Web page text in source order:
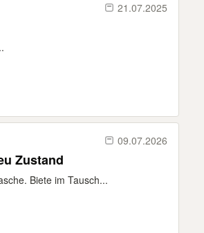
21.07.2025
09.07.2026
Zustand
Biete im Tausch...